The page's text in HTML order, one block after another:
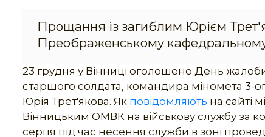
Прощання із загиблим Юрієм
Преображенському кафедральному
23 грудня у Вінниці оголошено День
старшого солдата, командира міномета 3-
Юрія Трет'якова. Як повідомляють на сайті
Вінницьким ОМВК на військову службу за
серця під час несення служби в зоні